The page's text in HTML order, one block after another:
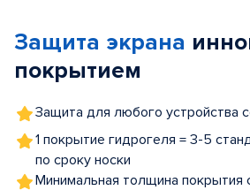
5
Защита экрана
покрытием
Защита для любого устройства
1 покрытие гидрогеля = 3-5
по сроку носки
Минимальная толщина покрытия